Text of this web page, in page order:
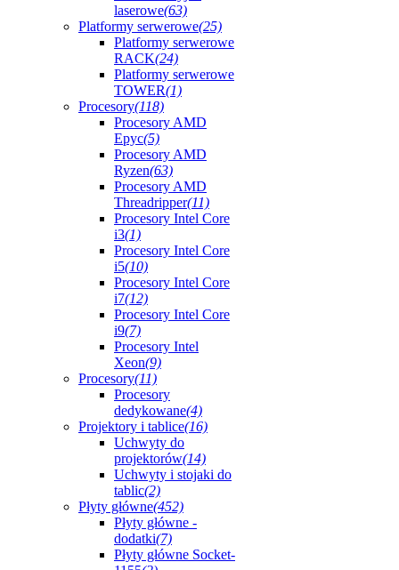
laserowe(63)
Platformy serwerowe(25)
Platformy serwerowe
RACK(24)
Platformy serwerowe
TOWER(1)
Procesory(118)
Procesory AMD
Epyc(5)
Procesory AMD
Ryzen(63)
Procesory AMD
Threadripper(11)
Procesory Intel Core
i3(1)
Procesory Intel Core
i5(10)
Procesory Intel Core
i7(12)
Procesory Intel Core
i9(7)
Procesory Intel
Xeon(9)
Procesory(11)
Procesory
dedykowane(4)
Projektory i tablice(16)
Uchwyty do
projektorów(14)
Uchwyty i stojaki do
tablic(2)
Płyty główne(452)
Płyty główne -
dodatki(7)
Płyty główne Socket-